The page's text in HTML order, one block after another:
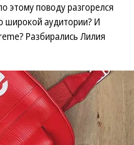
этому поводу разгорелся
широкой аудитории? И
Разбирались Лилия